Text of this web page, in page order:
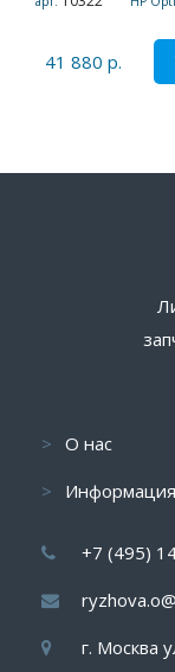
41 880 р.
О нас
Информация
+7 (495)
г. Москва